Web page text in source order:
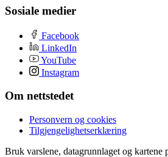
Sosiale medier
Facebook
LinkedIn
YouTube
Instagram
Om nettstedet
Personvern og cookies
Tilgjengelighetserklæring
Bruk varslene, datagrunnlaget og kartene